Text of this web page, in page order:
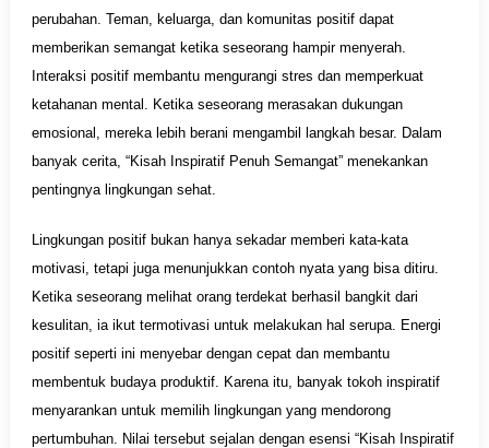
perubahan. Teman, keluarga, dan komunitas positif dapat
memberikan semangat ketika seseorang hampir menyerah.
Interaksi positif membantu mengurangi stres dan memperkuat
ketahanan mental. Ketika seseorang merasakan dukungan
emosional, mereka lebih berani mengambil langkah besar. Dalam
banyak cerita, “Kisah Inspiratif Penuh Semangat” menekankan
pentingnya lingkungan sehat.
Lingkungan positif bukan hanya sekadar memberi kata-kata
motivasi, tetapi juga menunjukkan contoh nyata yang bisa ditiru.
Ketika seseorang melihat orang terdekat berhasil bangkit dari
kesulitan, ia ikut termotivasi untuk melakukan hal serupa. Energi
positif seperti ini menyebar dengan cepat dan membantu
membentuk budaya produktif. Karena itu, banyak tokoh inspiratif
menyarankan untuk memilih lingkungan yang mendorong
pertumbuhan. Nilai tersebut sejalan dengan esensi “Kisah Inspiratif